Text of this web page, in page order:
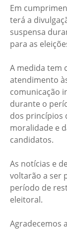
Em
terá a
suspensa
para as
A medida tem
atendimento
comunicação
durante o
dos princípios
moralidade e
candidatos.
As notícias e
voltarão a ser
período de
eleitoral.
Agradecemos